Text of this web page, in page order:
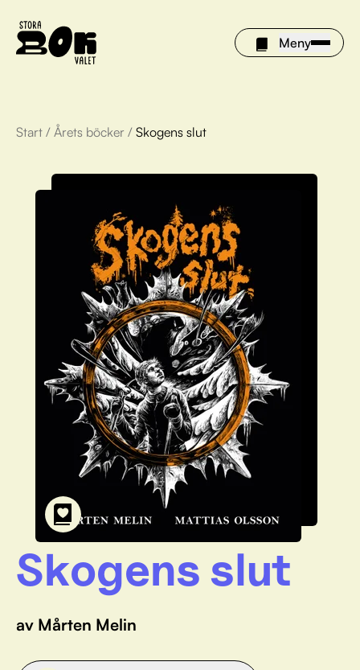
Meny
Årets böcker
Om Stora bokvalet
Olivia tipsar
Vinnare
För bibliotek
Start / Årets böcker / Skogens slut
Skogens slut
av Mårten Melin